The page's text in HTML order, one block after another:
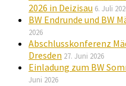
2026 in Deizisau 6. Juli
BW Endrunde und BW
2026
Abschlusskonferenz
Dresden 27. Juni 2026
Einladung zum BW
Juni 2026